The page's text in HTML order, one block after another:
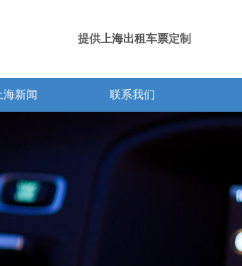
提供 上海出租车票定制
海新闻 联系我们